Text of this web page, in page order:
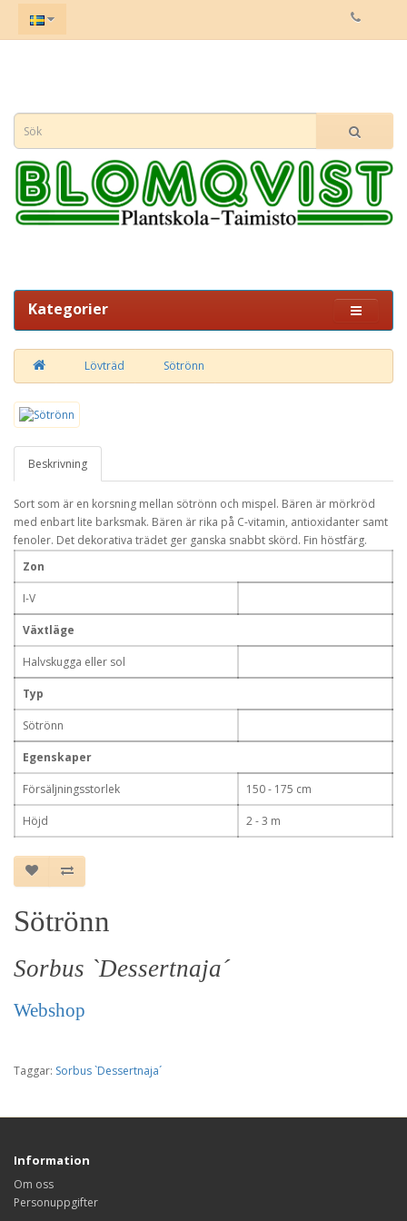
Kategorier
Lövträd Sötrönn
Beskrivning
Sort som är en korsning mellan sötrönn och mispel. Bären är mörkröd
med enbart lite barksmak. Bären är rika på C-vitamin, antioxidanter samt
fenoler. Det dekorativa trädet ger ganska snabbt skörd. Fin höstfärg.
Zon
I-V
Växtläge
Halvskugga eller sol
Typ
Sötrönn
Egenskaper
Försäljningsstorlek 150 - 175 cm
Höjd 2 - 3 m
Sötrönn
Sorbus `Dessertnaja´
Webshop
Taggar: Sorbus `Dessertnaja´
Information
Om oss
Personuppgifter